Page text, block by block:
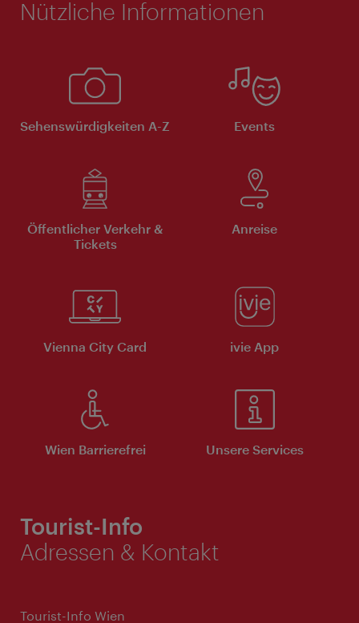
Nützliche Informationen
Sehenswürdigkeiten A-Z Events
Öffentlicher Verkehr &
Tickets
Anreise
Vienna City Card ivie App
Wien Barrierefrei Unsere Services
Tourist-Info
Adressen & Kontakt
Tourist-Info Wien